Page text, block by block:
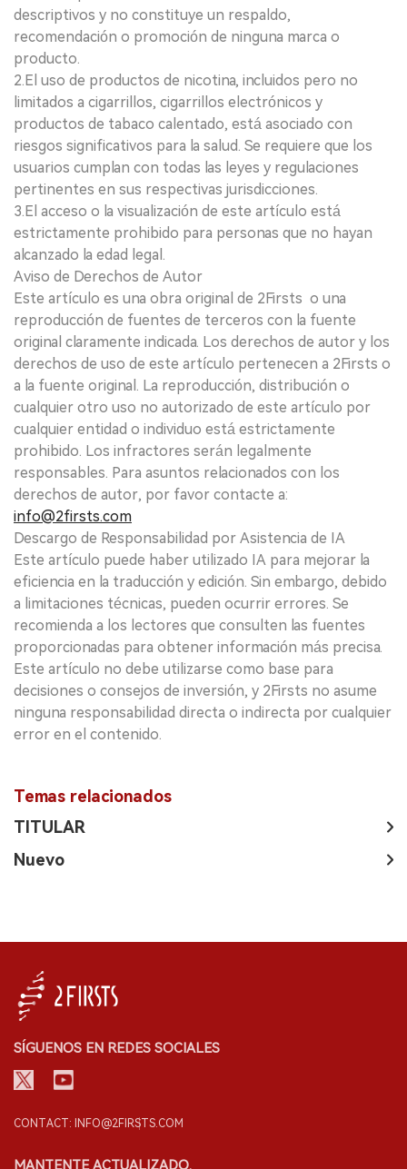
descriptivos y no constituye un respaldo,
recomendación o promoción de ninguna marca o
producto.
2.El uso de productos de nicotina, incluidos pero no
limitados a cigarrillos, cigarrillos electrónicos y
productos de tabaco calentado, está asociado con
riesgos significativos para la salud. Se requiere que los
usuarios cumplan con todas las leyes y regulaciones
pertinentes en sus respectivas jurisdicciones.
3.El acceso o la visualización de este artículo está
estrictamente prohibido para personas que no hayan
alcanzado la edad legal.
Aviso de Derechos de Autor
Este artículo es una obra original de 2Firsts o una
reproducción de fuentes de terceros con la fuente
original claramente indicada. Los derechos de autor y los
derechos de uso de este artículo pertenecen a 2Firsts o
a la fuente original. La reproducción, distribución o
cualquier otro uso no autorizado de este artículo por
cualquier entidad o individuo está estrictamente
prohibido. Los infractores serán legalmente
responsables. Para asuntos relacionados con los
derechos de autor, por favor contacte a:
info@2firsts.com
Descargo de Responsabilidad por Asistencia de IA
Este artículo puede haber utilizado IA para mejorar la
eficiencia en la traducción y edición. Sin embargo, debido
a limitaciones técnicas, pueden ocurrir errores. Se
recomienda a los lectores que consulten las fuentes
proporcionadas para obtener información más precisa.
Este artículo no debe utilizarse como base para
decisiones o consejos de inversión, y 2Firsts no asume
ninguna responsabilidad directa o indirecta por cualquier
error en el contenido.
Temas relacionados
TITULAR
Nuevo
SÍGUENOS EN REDES SOCIALES
CONTACT: INFO@2FIRSTS.COM
MANTENTE ACTUALIZADO.